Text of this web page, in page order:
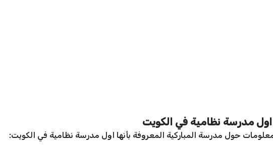
مدرسة نظامية في الكويت
حول مدرسة المباركية المعروفة بأنها اول مدرسة نظامية في الكويت: